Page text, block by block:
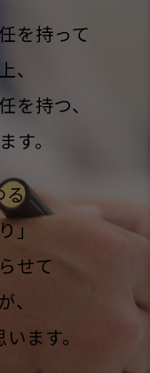
を持って
、
を持つ、
す。
る
」
せて
、
ます。